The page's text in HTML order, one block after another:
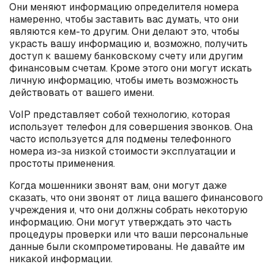
Они меняют информацию определителя номера
намеренно, чтобы заставить вас думать, что они
являются кем-то другим. Они делают это, чтобы
украсть вашу информацию и, возможно, получить
доступ к вашему банковскому счету или другим
финансовым счетам. Кроме этого они могут искать
личную информацию, чтобы иметь возможность
действовать от вашего имени.
VoIP представляет собой технологию, которая
использует телефон для совершения звонков. Она
часто используется для подмены телефонного
номера из-за низкой стоимости эксплуатации и
простоты применения.
Когда мошенники звонят вам, они могут даже
сказать, что они звонят от лица вашего финансового
учреждения и, что они должны собрать некоторую
информацию. Они могут утверждать это часть
процедуры проверки или что ваши персональные
данные были скомпрометированы. Не давайте им
никакой информации.